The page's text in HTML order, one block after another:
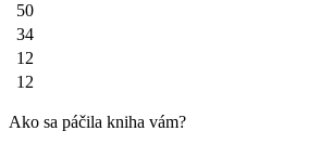
50
34
12
12
Ako sa páčila kniha vám?